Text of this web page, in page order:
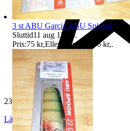
23 717 omdömen
Läs omdömen Följ
3 st ABU Garcia ABU Spinner
Sluttid11 aug 12:06.
Pris:75 kr,Eller Köp nu 106 kr,.